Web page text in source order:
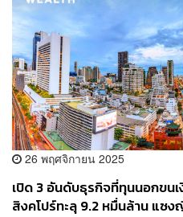
26 พฤศจิกายน 2025
เปิด 3 อันดับธุรกิจที่ทุนนอกขน
สิงคโปร์ทะลุ 9.2 หมื่นล้าน แซ